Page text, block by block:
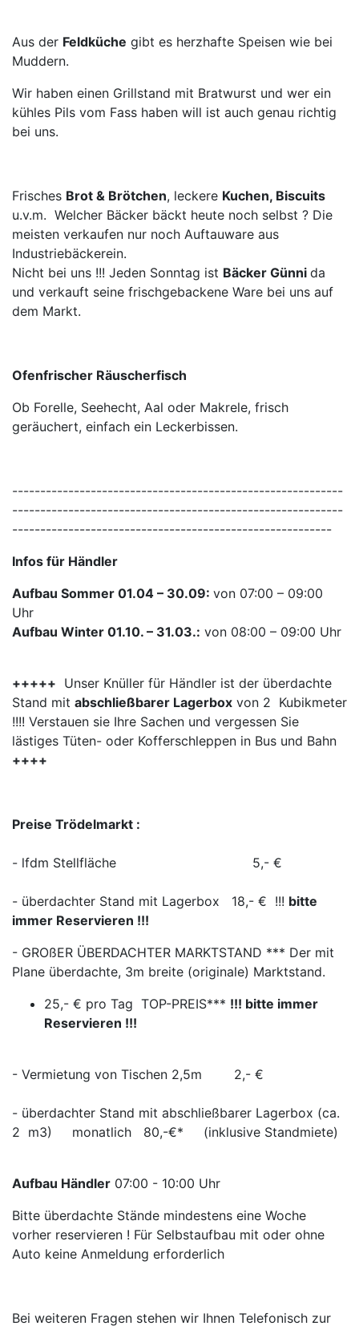
Aus der Feldküche gibt es herzhafte Speisen wie bei
Muddern.
Wir haben einen Grillstand mit Bratwurst und wer ein
kühles Pils vom Fass haben will ist auch genau richtig
bei uns.
Frisches Brot & Brötchen, leckere Kuchen, Biscuits
u.v.m. Welcher Bäcker bäckt heute noch selbst ? Die
meisten verkaufen nur noch Auftauware aus
Industriebäckerein.
Nicht bei uns !!! Jeden Sonntag ist Bäcker Günni da
und verkauft seine frischgebackene Ware bei uns auf
dem Markt.
Ofenfrischer Räuscherfisch
Ob Forelle, Seehecht, Aal oder Makrele, frisch
geräuchert, einfach ein Leckerbissen.
-----------------------------------------------------------
-----------------------------------------------------------
---------------------------------------------------------
Infos für Händler
Aufbau Sommer 01.04 – 30.09: von 07:00 – 09:00
Uhr
Aufbau Winter 01.10. – 31.03.: von 08:00 – 09:00 Uhr
+++++ Unser Knüller für Händler ist der überdachte
Stand mit abschließbarer Lagerbox von 2 Kubikmeter
!!!! Verstauen sie Ihre Sachen und vergessen Sie
lästiges Tüten- oder Kofferschleppen in Bus und Bahn
++++
Preise Trödelmarkt :
- lfdm Stellfläche 5,- €
- überdachter Stand mit Lagerbox 18,- € !!! bitte
immer Reservieren !!!
- GROßER ÜBERDACHTER MARKTSTAND *** Der mit
Plane überdachte, 3m breite (originale) Marktstand.
25,- € pro Tag TOP-PREIS*** !!! bitte immer
Reservieren !!!
- Vermietung von Tischen 2,5m 2,- €
- überdachter Stand mit abschließbarer Lagerbox (ca.
2 m3) monatlich 80,-€* (inklusive Standmiete)
Aufbau Händler 07:00 - 10:00 Uhr
Bitte überdachte Stände mindestens eine Woche
vorher reservieren ! Für Selbstaufbau mit oder ohne
Auto keine Anmeldung erforderlich
Bei weiteren Fragen stehen wir Ihnen Telefonisch zur